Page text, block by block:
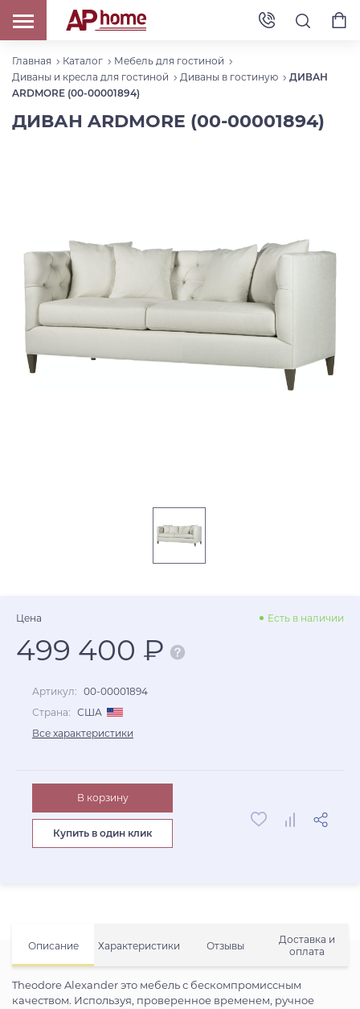
Главная Каталог
Мебель для гостиной
Диваны и кресла для гостиной
Диваны в гостиную
ДИВАН
ARDMORE (00-00001894)
ДИВАН ARDMORE (00-00001894)
Описание Характеристики Отзывы
Доставка и
оплата
Theodore Alexander это мебель с бескомпромиссным
качеством. Используя, проверенное временем, ручное
Цена Есть в наличии
499 400 ₽
Артикул: 00-00001894
Страна: США
Все характеристики
В корзину
Купить в один клик